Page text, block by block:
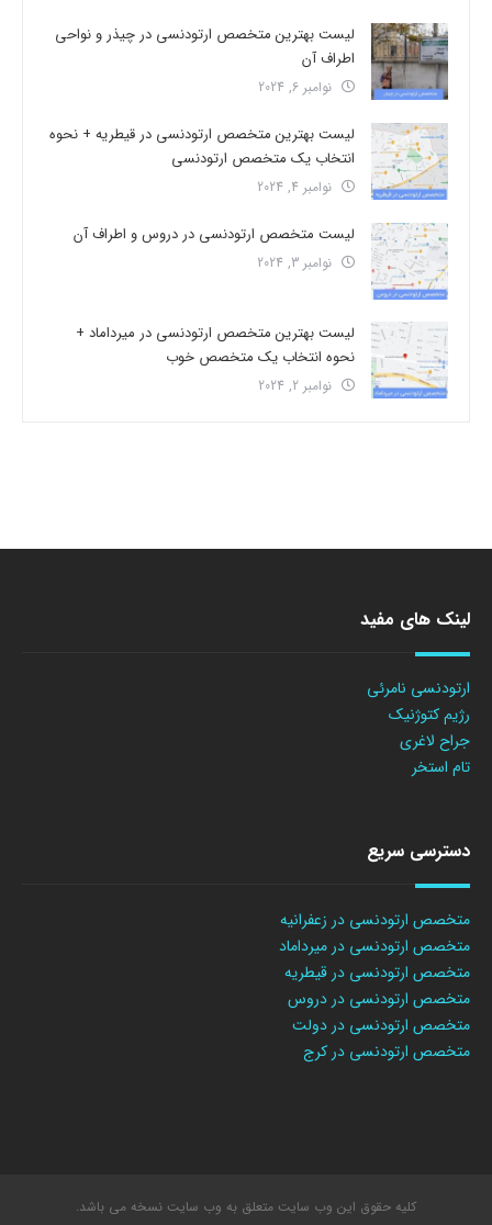
لیست بهترین متخصص ارتودنسی در چیذر و نواحی
اطراف آن
نوامبر 6, 2024
لیست بهترین متخصص ارتودنسی در قیطریه + نحوه
انتخاب یک متخصص ارتودنسی
نوامبر 4, 2024
لیست متخصص ارتودنسی در دروس و اطراف آن
نوامبر 3, 2024
لیست بهترین متخصص ارتودنسی در میرداماد +
نحوه انتخاب یک متخصص خوب
نوامبر 2, 2024
لینک های مفید
ارتودنسی نامرئی
رژیم کتوژنیک
جراح لاغری
تام استخر
دسترسی سریع
متخصص ارتودنسی در زعفرانیه
متخصص ارتودنسی در میرداماد
متخصص ارتودنسی در قیطریه
متخصص ارتودنسی در دروس
متخصص ارتودنسی در دولت
متخصص ارتودنسی در کرج
کلیه حقوق این وب سایت متعلق به وب سایت نسخه می باشد.